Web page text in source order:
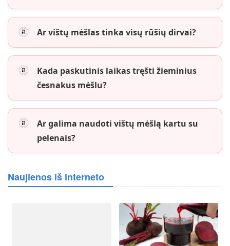
Ar vištų mėšlas tinka visų rūšių dirvai?
Kada paskutinis laikas tręšti žieminius
česnakus mėšlu?
Ar galima naudoti vištų mėšlą kartu su
pelenais?
Naujienos iš interneto